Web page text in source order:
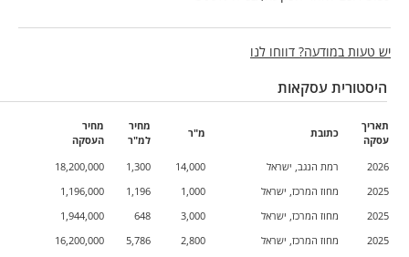
יש טעות במודעה? דווחו לנו
היסטורית עסקאות
תאריך
עסקה
כתובת מ"ר
מחיר
למ"ר
מחיר
העסקה
2026
רמת הנגב, ישראל 14,000
1,300
18,200,000
2025
מחוז המרכז, ישראל 1,000
1,196
1,196,000
2025
מחוז המרכז, ישראל 3,000
648
1,944,000
2025
מחוז המרכז, ישראל 2,800
5,786
16,200,000